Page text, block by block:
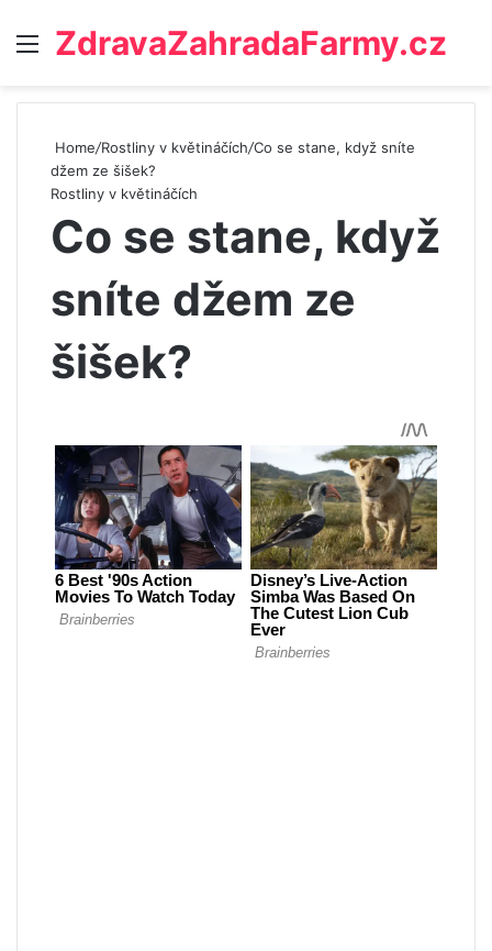
Menu
ZdravaZahradaFarmy.cz
Home/Rostliny v květináčích/Co se stane, když sníte
džem ze šišek?
Rostliny v květináčích
Co se stane, když
sníte džem ze
šišek?